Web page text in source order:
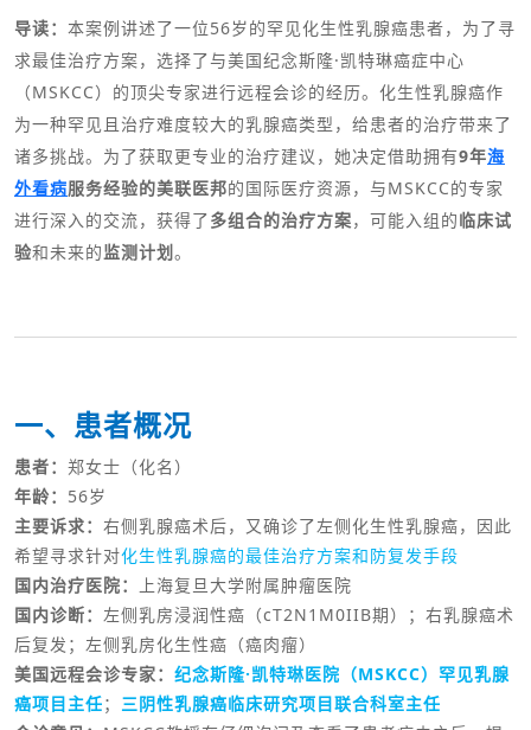
导读： 本案例讲述了一位56岁的罕见化生性乳腺癌患者，为了寻
求最佳治疗方案，选择了与美国纪念斯隆·凯特琳癌症中心
（MSKCC）的顶尖专家进行远程会诊的经历。化生性乳腺癌作
为一种罕见且治疗难度较大的乳腺癌类型，给患者的治疗带来了
诸多挑战。为了获取更专业的治疗建议，她决定借助拥有9年海
外看病服务经验的美联医邦的国际医疗资源，与MSKCC的专家
进行深入的交流，获得了多组合的治疗方案，可能入组的临床试
验和未来的监测计划。
一、患者概况
患者： 郑女士（化名）
年龄： 56岁
主要诉求： 右侧乳腺癌术后，又确诊了左侧化生性乳腺癌，因此
希望寻求针对化生性乳腺癌的最佳治疗方案和防复发手段
国内治疗医院：
上海复旦大学附属肿瘤医院
国内诊断： 左侧乳房浸润性癌（cT2N1M0IIB期）；右乳腺癌术
后复发；左侧乳房化生性癌（癌肉瘤）
美国远程会诊专家： 纪念斯隆·凯特琳医院（MSKCC）罕见乳腺
癌项目主任； 三阴性乳腺癌临床研究项目联合科室主任